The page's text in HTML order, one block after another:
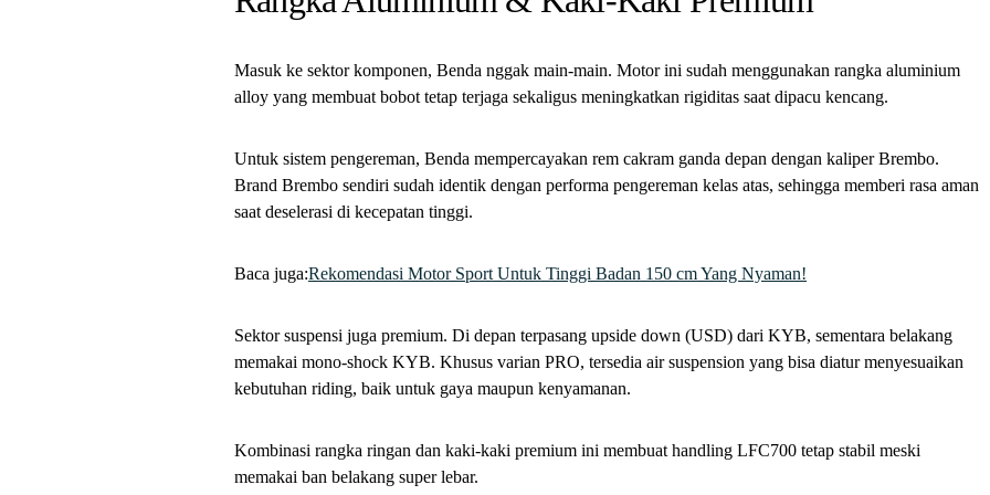
Masuk ke sektor komponen, Benda nggak main-main. Motor ini sudah menggunakan rangka aluminium
alloy yang membuat bobot tetap terjaga sekaligus meningkatkan rigiditas saat dipacu kencang.
Untuk sistem pengereman, Benda mempercayakan rem cakram ganda depan dengan kaliper Brembo.
Brand Brembo sendiri sudah identik dengan performa pengereman kelas atas, sehingga memberi rasa aman
saat deselerasi di kecepatan tinggi.
Baca juga:Rekomendasi Motor Sport Untuk Tinggi Badan 150 cm Yang Nyaman!
Sektor suspensi juga premium. Di depan terpasang upside down (USD) dari KYB, sementara belakang
memakai mono-shock KYB. Khusus varian PRO, tersedia air suspension yang bisa diatur menyesuaikan
kebutuhan riding, baik untuk gaya maupun kenyamanan.
Kombinasi rangka ringan dan kaki-kaki premium ini membuat handling LFC700 tetap stabil meski
memakai ban belakang super lebar.